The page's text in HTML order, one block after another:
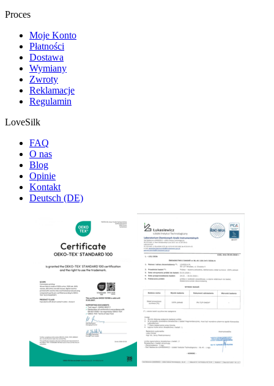
Proces
Moje Konto
Płatności
Dostawa
Wymiany
Zwroty
Reklamacje
Regulamin
LoveSilk
FAQ
O nas
Blog
Opinie
Kontakt
Deutsch (DE)